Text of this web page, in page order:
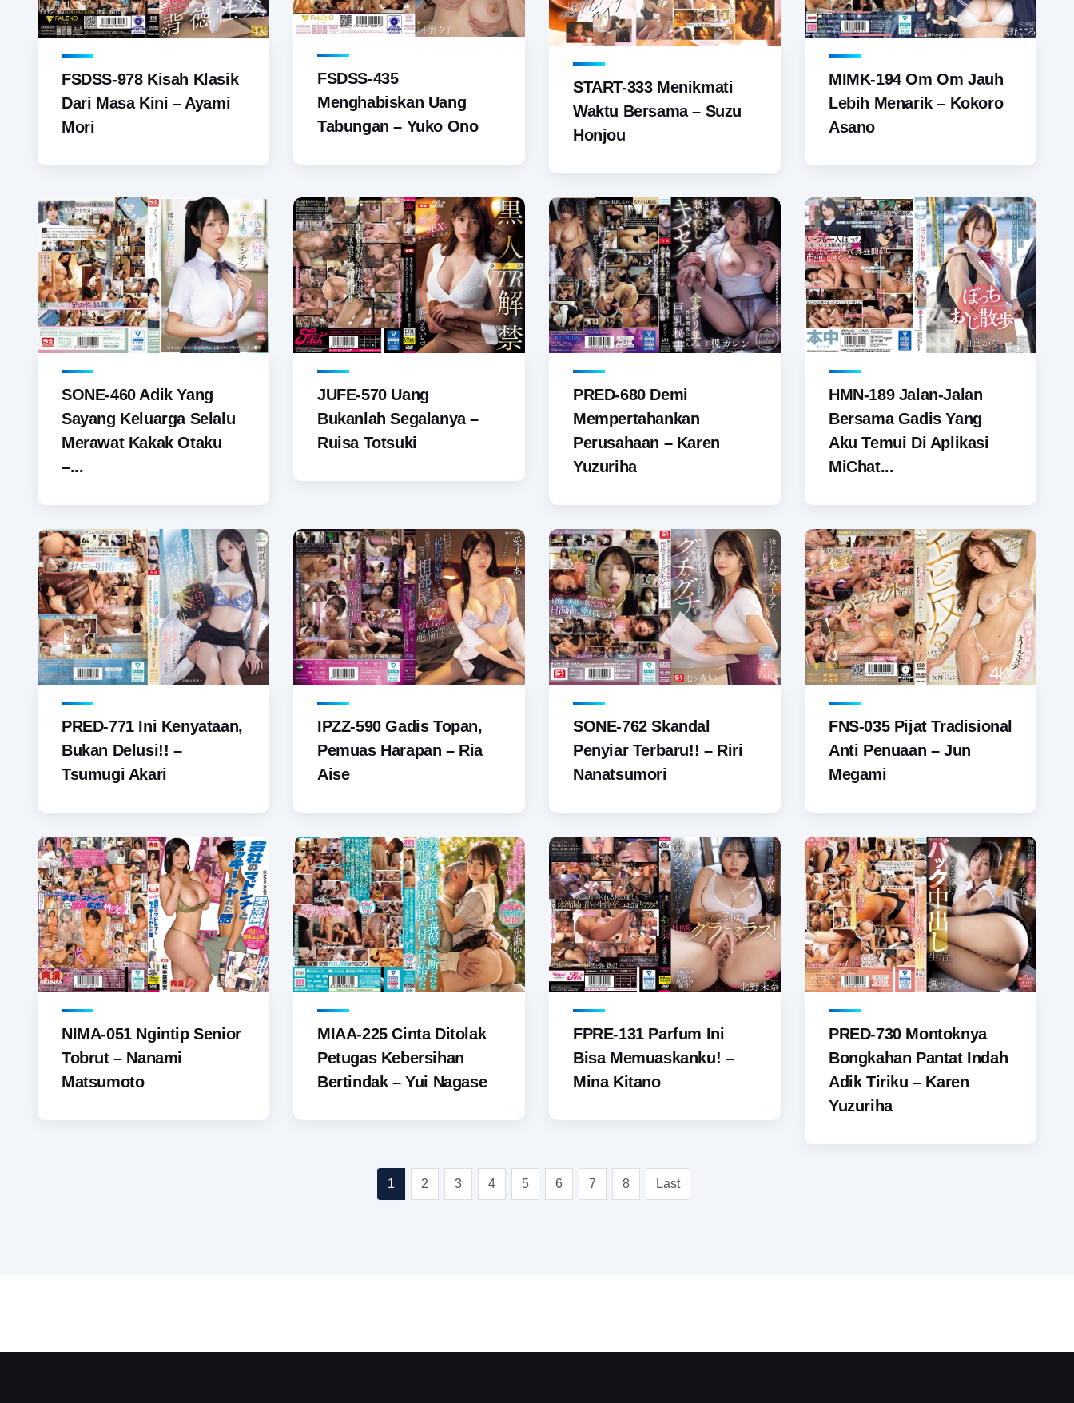
FSDSS-978 Kisah Klasik
Dari Masa Kini – Ayami
Mori
FSDSS-435
Menghabiskan Uang
Tabungan – Yuko Ono
START-333 Menikmati
Waktu Bersama – Suzu
Honjou
MIMK-194 Om Om Jauh
Lebih Menarik – Kokoro
Asano
SONE-460 Adik Yang
Sayang Keluarga Selalu
Merawat Kakak Otaku
–...
JUFE-570 Uang
Bukanlah Segalanya –
Ruisa Totsuki
PRED-680 Demi
Mempertahankan
Perusahaan – Karen
Yuzuriha
HMN-189 Jalan-Jalan
Bersama Gadis Yang
Aku Temui Di Aplikasi
MiChat...
PRED-771 Ini Kenyataan,
Bukan Delusi!! –
Tsumugi Akari
IPZZ-590 Gadis Topan,
Pemuas Harapan – Ria
Aise
SONE-762 Skandal
Penyiar Terbaru!! – Riri
Nanatsumori
FNS-035 Pijat Tradisional
Anti Penuaan – Jun
Megami
NIMA-051 Ngintip Senior
Tobrut – Nanami
Matsumoto
MIAA-225 Cinta Ditolak
Petugas Kebersihan
Bertindak – Yui Nagase
FPRE-131 Parfum Ini
Bisa Memuaskanku! –
Mina Kitano
PRED-730 Montoknya
Bongkahan Pantat Indah
Adik Tiriku – Karen
Yuzuriha
1 2 3 4 5 6 7 8 Last